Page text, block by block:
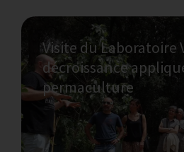
Visite du Laboratoire
décroissance
permaculture